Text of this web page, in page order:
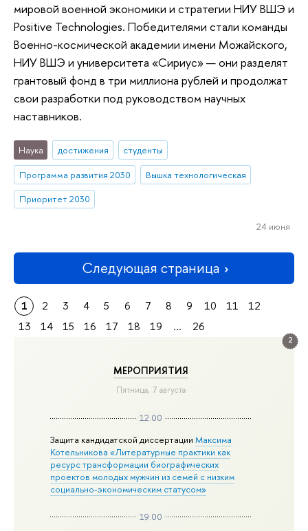
2
МЕРОПРИЯТИЯ
Пятница, 7 августа
12:00
Защита кандидатской диссертацииМаксима
Котельникова «Литературные практики как
ресурс трансформации биографических
проектов молодых мужчин из семей с низким
социально-экономическим статусом»
19:00
мировой военной экономики и стратегии НИУ ВШЭ и
Positive Technologies. Победителями стали команды
Военно-космической академии имени Можайского,
НИУ ВШЭ и университета «Сириус» — они разделят
грантовый фонд в три миллиона рублей и продолжат
свои разработки под руководством научных
наставников.
Наука достижения
студенты
Программа развития 2030
Вышка технологическая
Приоритет 2030
24 июня
Следующая страница
1 2 3 4 5 6 7 8 9 10 11
12
13
14 15 16 17 18 19 ... 26